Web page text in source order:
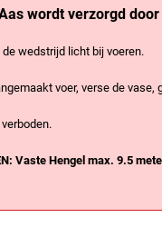
verzorgd door
wedstrijd licht bij voeren.
voer, verse de vase,
Vaste Hengel max. 9.5